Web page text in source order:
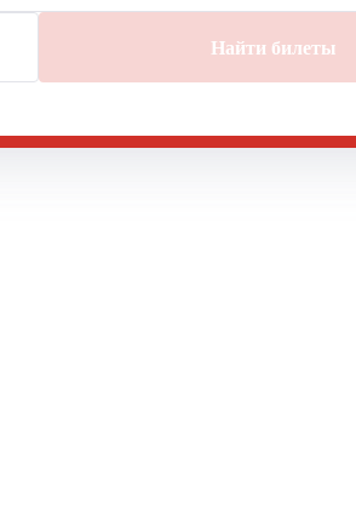
Найти билеты